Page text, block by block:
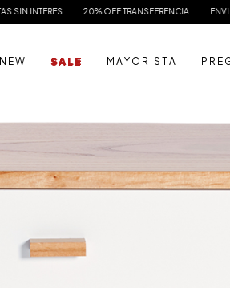
20% OFF TRANSFERENCIA ENVIOS A TODO EL
N E W S A L E M A Y O R I S T A P R E